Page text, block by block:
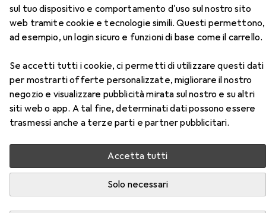
sul tuo dispositivo e comportamento d'uso sul nostro sito
web tramite cookie e tecnologie simili. Questi permettono,
ad esempio, un login sicuro e funzioni di base come il carrello.
Se accetti tutti i cookie, ci permetti di utilizzare questi dati
per mostrarti offerte personalizzate, migliorare il nostro
negozio e visualizzare pubblicità mirata sul nostro e su altri
siti web o app. A tal fine, determinati dati possono essere
trasmessi anche a terze parti e partner pubblicitari.
Accetta tutti
Solo necessari
Seven CreationsAnello del pene
"robotico
4.50 cm
Accessori per Seven Creations
Anello del pene "robotico
Qui trovi accessori adatti per il prodotto Seven Creations
Anello del pene "robotico della categoria Lubrificante.